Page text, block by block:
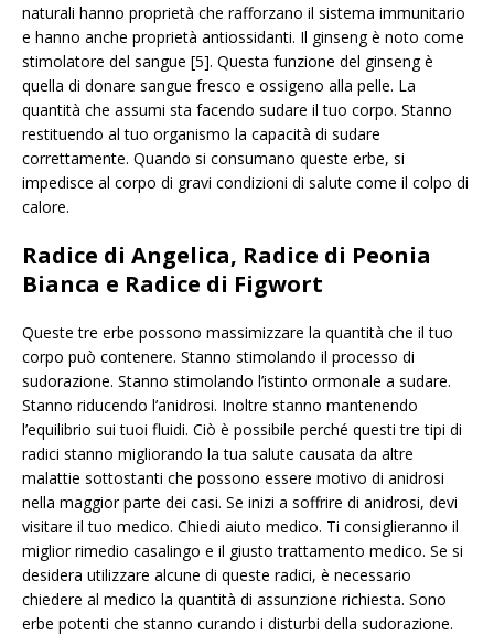
naturali hanno proprietà che rafforzano il sistema immunitario
e hanno anche proprietà antiossidanti. Il ginseng è noto come
stimolatore del sangue [5]. Questa funzione del ginseng è
quella di donare sangue fresco e ossigeno alla pelle. La
quantità che assumi sta facendo sudare il tuo corpo. Stanno
restituendo al tuo organismo la capacità di sudare
correttamente. Quando si consumano queste erbe, si
impedisce al corpo di gravi condizioni di salute come il colpo di
calore.
Radice di Angelica, Radice di Peonia
Bianca e Radice di Figwort
Queste tre erbe possono massimizzare la quantità che il tuo
corpo può contenere. Stanno stimolando il processo di
sudorazione. Stanno stimolando l’istinto ormonale a sudare.
Stanno riducendo l’anidrosi. Inoltre stanno mantenendo
l’equilibrio sui tuoi fluidi. Ciò è possibile perché questi tre tipi di
radici stanno migliorando la tua salute causata da altre
malattie sottostanti che possono essere motivo di anidrosi
nella maggior parte dei casi. Se inizi a soffrire di anidrosi, devi
visitare il tuo medico. Chiedi aiuto medico. Ti consiglieranno il
miglior rimedio casalingo e il giusto trattamento medico. Se si
desidera utilizzare alcune di queste radici, è necessario
chiedere al medico la quantità di assunzione richiesta. Sono
erbe potenti che stanno curando i disturbi della sudorazione.